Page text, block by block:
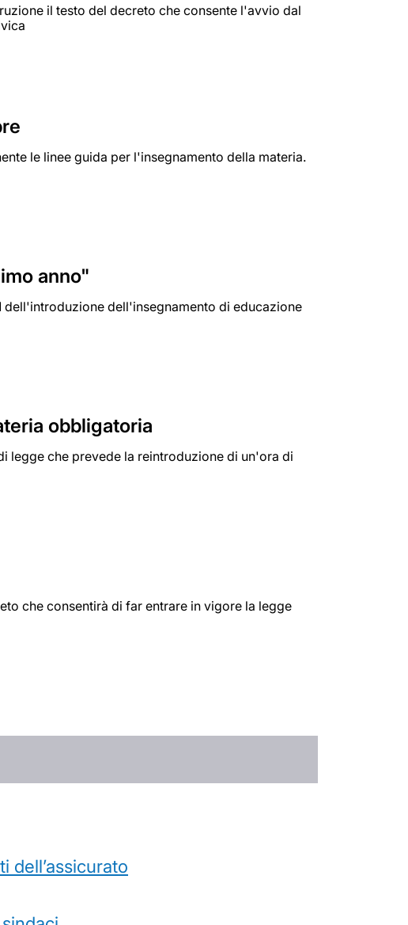
il testo del decreto che consente l'avvio dal
le linee guida per l'insegnamento della materia.
anno"
dell'insegnamento di educazione
obbligatoria
legge che prevede la reintroduzione di un'ora di
che consentirà di far entrare in vigore la legge
dell’assicurato